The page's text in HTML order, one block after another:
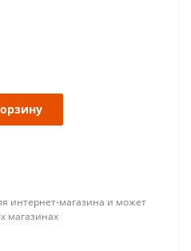
интернет-магазина и может
магазинах